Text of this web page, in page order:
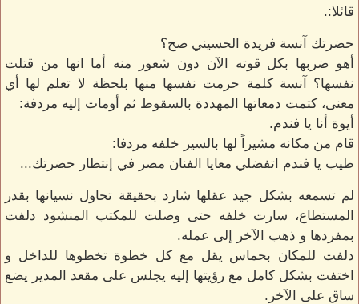
قائلا:.
حضرتك آنسة فريدة الحسيني صح؟
أهو ضربها بكل قوته الآن دون شعور منه أما انها من قتلت
نفسها؟ آنسة كلمة حرمت نفسها منها بلحظة لا تعلم لها أي
معنى، كتمت دمعاتها المهددة بالسقوط ثم أومات إليه مردفة:
أيوة أنا يا فندم.
قام من مكانه مشيراً لها بالسير خلفه مردفا:
طيب يا فندم اتفضلي معايا الفنان مصر في إنتظار حضرتك...
لم تسمعه بشكل جيد عقلها شارد بحقيقة تحاول نسيانها بقدر
المستطاع، سارت خلفه حتى وصلت للمكتب المنشود دلفت
بمفردها و ذهب الآخر إلى عمله.
دلفت للمكان بحماس يقل مع كل خطوة تخطوها للداخل و
اختفت بشكل كامل مع رؤيتها إليه يجلس على مقعد المدير يضع
ساق على الآخر.